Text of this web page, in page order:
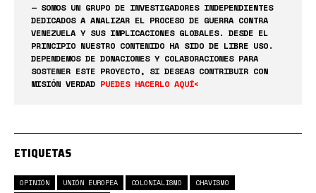
— SOMOS UN GRUPO DE INVESTIGADORES INDEPENDIENTES
DEDICADOS A ANALIZAR EL PROCESO DE GUERRA CONTRA
VENEZUELA Y SUS IMPLICACIONES GLOBALES. DESDE EL
PRINCIPIO NUESTRO CONTENIDO HA SIDO DE LIBRE USO.
DEPENDEMOS DE DONACIONES Y COLABORACIONES PARA
SOSTENER ESTE PROYECTO, SI DESEAS CONTRIBUIR CON
MISIÓN VERDAD PUEDES HACERLO AQUÍ<
ETIQUETAS
OPINIÓN UNIÓN EUROPEA COLONIALISMO
CHAVISMO